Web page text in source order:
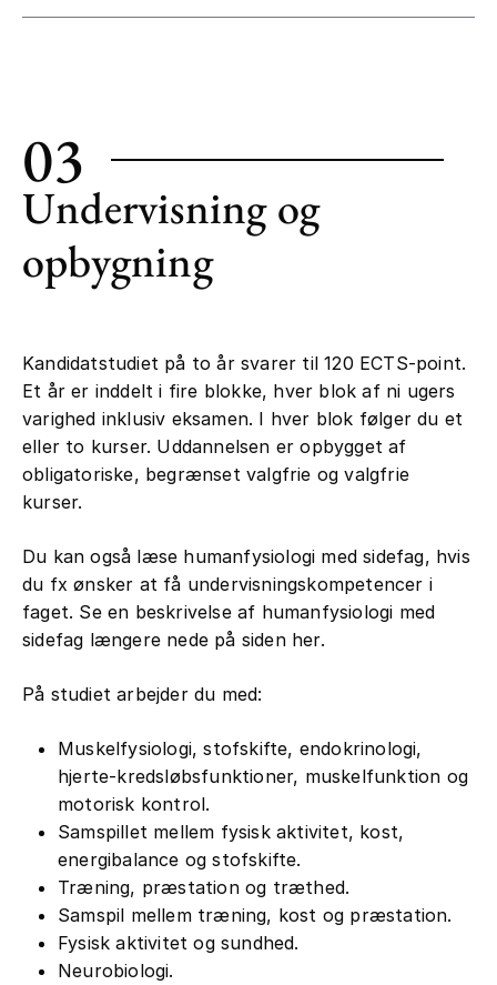
03
Undervisning og
opbygning
Kandidatstudiet på to år svarer til 120 ECTS-point.
Et år er inddelt i fire blokke, hver blok af ni ugers
varighed inklusiv eksamen. I hver blok følger du et
eller to kurser. Uddannelsen er opbygget af
obligatoriske, begrænset valgfrie og valgfrie
kurser.
Du kan også læse humanfysiologi med sidefag, hvis
du fx ønsker at få undervisningskompetencer i
faget. Se en beskrivelse af humanfysiologi med
sidefag længere nede på siden her.
På studiet arbejder du med:
Muskelfysiologi, stofskifte, endokrinologi,
hjerte-kredsløbsfunktioner, muskelfunktion og
motorisk kontrol.
Samspillet mellem fysisk aktivitet, kost,
energibalance og stofskifte.
Træning, præstation og træthed.
Samspil mellem træning, kost og præstation.
Fysisk aktivitet og sundhed.
Neurobiologi.